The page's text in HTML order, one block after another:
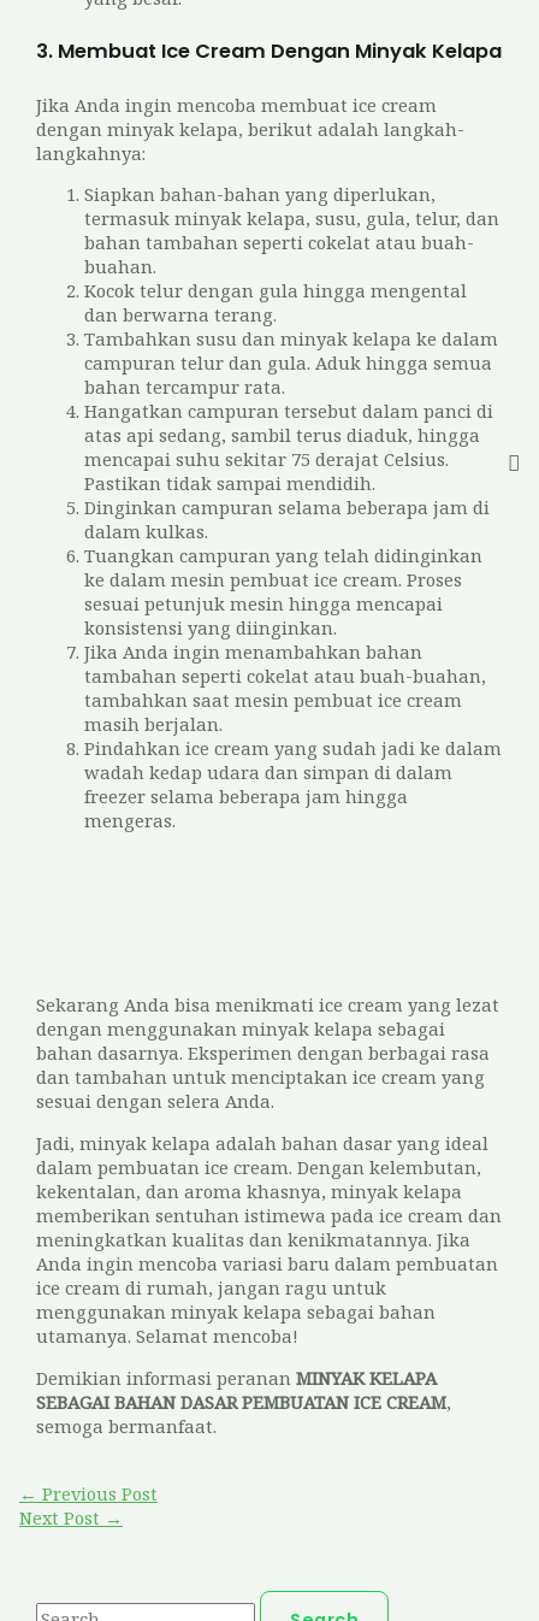
3. Membuat Ice Cream Dengan Minyak Kelapa
Jika Anda ingin mencoba membuat ice cream
dengan minyak kelapa, berikut adalah langkah-
langkahnya:
Siapkan bahan-bahan yang diperlukan,
termasuk minyak kelapa, susu, gula, telur, dan
bahan tambahan seperti cokelat atau buah-
buahan.
Kocok telur dengan gula hingga mengental
dan berwarna terang.
Tambahkan susu dan minyak kelapa ke dalam
campuran telur dan gula. Aduk hingga semua
bahan tercampur rata.
Hangatkan campuran tersebut dalam panci di
atas api sedang, sambil terus diaduk, hingga
mencapai suhu sekitar 75 derajat Celsius.
Pastikan tidak sampai mendidih.
Dinginkan campuran selama beberapa jam di
dalam kulkas.
Tuangkan campuran yang telah didinginkan
ke dalam mesin pembuat ice cream. Proses
sesuai petunjuk mesin hingga mencapai
konsistensi yang diinginkan.
Jika Anda ingin menambahkan bahan
tambahan seperti cokelat atau buah-buahan,
tambahkan saat mesin pembuat ice cream
masih berjalan.
Pindahkan ice cream yang sudah jadi ke dalam
wadah kedap udara dan simpan di dalam
freezer selama beberapa jam hingga
mengeras.
Sekarang Anda bisa menikmati ice cream yang lezat
dengan menggunakan minyak kelapa sebagai
bahan dasarnya. Eksperimen dengan berbagai rasa
dan tambahan untuk menciptakan ice cream yang
sesuai dengan selera Anda.
Jadi, minyak kelapa adalah bahan dasar yang ideal
dalam pembuatan ice cream. Dengan kelembutan,
kekentalan, dan aroma khasnya, minyak kelapa
memberikan sentuhan istimewa pada ice cream dan
meningkatkan kualitas dan kenikmatannya. Jika
Anda ingin mencoba variasi baru dalam pembuatan
ice cream di rumah, jangan ragu untuk
menggunakan minyak kelapa sebagai bahan
utamanya. Selamat mencoba!
Demikian informasi perananMINYAK KELAPA
SEBAGAI BAHAN DASAR PEMBUATAN ICE CREAM,
semoga bermanfaat.
Post
navigation
← Previous Post
Next Post →
S